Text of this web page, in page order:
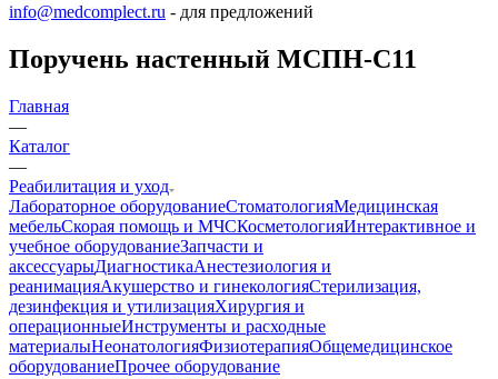
info@medcomplect.ru - для предложений
Поручень настенный МСПН-С11
Главная
—
Каталог
—
Реабилитация и уход
Лабораторное оборудованиеСтоматологияМедицинская
мебельСкорая помощь и МЧСКосметологияИнтерактивное и
учебное оборудованиеЗапчасти и
аксессуарыДиагностикаАнестезиология и
реанимацияАкушерство и гинекологияСтерилизация,
дезинфекция и утилизацияХирургия и
операционныеИнструменты и расходные
материалыНеонатологияФизиотерапияОбщемедицинское
оборудованиеПрочее оборудование